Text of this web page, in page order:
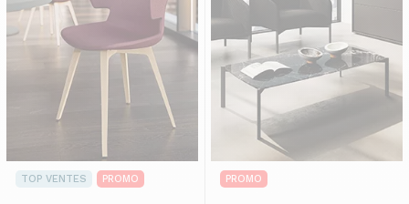
TOP VENTES PROMO PROMO